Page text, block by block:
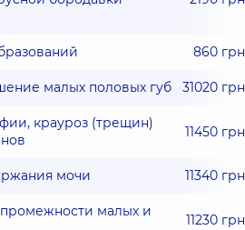
860 грн
малых половых губ 31020 грн
крауроз (трещин)
11450 грн
мочи 11340 грн
малых и
11230 грн